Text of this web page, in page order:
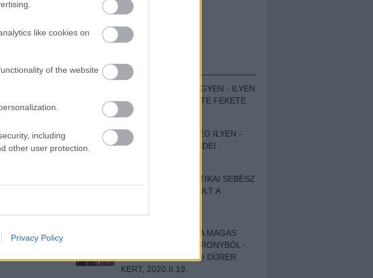
like cookies on
of the website
including
other user protection.
Privacy Policy
BESZÁMOLÓK
ZENÉS TÁBOR A HEGYEN - ILYEN
VOLT A VÍRUS SZÜLTE FEKETE
ZAJ FESZTIVÁL
SOHA NEM VOLT MÉG ILYEN -
BESZÁMOLÓNK AZ IDEI
EGY HALLÁSPLASZTIKAI SEBÉSZ
NAPLÓJA - ILYEN VOLT A
DOKUMENTUMFILM
MÉLY FÉRFIBÁNAT A MAGAS
ELEFÁNTCSONTTORONYBÓL -
LEPROUS, KLONE @ DÜRER
KERT, 2020.II.19.